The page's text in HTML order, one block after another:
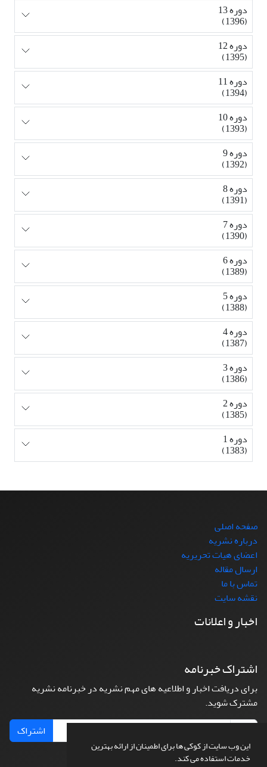
این وب سایت از کوکی ها برای اطمینان از ارائه بهترین
خدمات استفاده می کند.
دوره 13
(1396)
دوره 12
(1395)
دوره 11
(1394)
دوره 10
(1393)
دوره 9
(1392)
دوره 8
(1391)
دوره 7
(1390)
دوره 6
(1389)
دوره 5
(1388)
دوره 4
(1387)
دوره 3
(1386)
دوره 2
(1385)
دوره 1
(1383)
صفحه اصلی
درباره نشریه
اعضای هیات تحریریه
ارسال مقاله
تماس با ما
نقشه سایت
اخبار و اعلانات
اشتراک خبرنامه
برای دریافت اخبار و اطلاعیه های مهم نشریه در خبرنامه نشریه
مشترک شوید.
اشتراک